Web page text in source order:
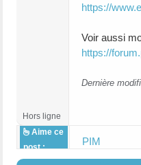
https://
Voir aussi
https://
Dernière
Hors ligne
Aime ce
post :
PIM